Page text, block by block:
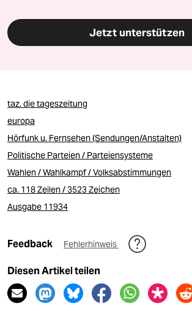
Jetzt unterstützen
taz. die tageszeitung
europa
Hörfunk u. Fernsehen (Sendungen/Anstalten)
Politische Parteien / Parteiensysteme
Wahlen / Wahlkampf / Volksabstimmungen
ca. 118 Zeilen / 3523 Zeichen
Ausgabe 11934
Feedback Fehlerhinweis
Diesen Artikel teilen